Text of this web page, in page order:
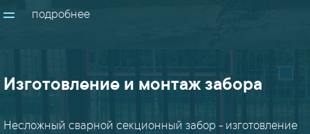
проекты
подробнее
Изготовление и монтаж забора
Несложный сварной секционный забор - изготовление